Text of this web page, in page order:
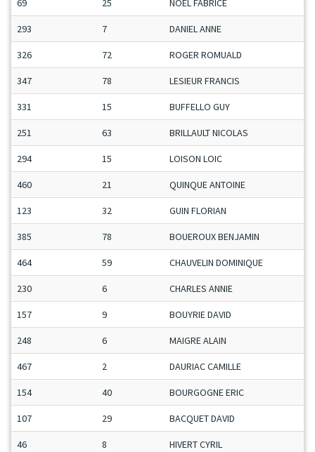
69 25 NOEL FABRICE
293 7 DANIEL ANNE
326 72 ROGER ROMUALD
347 78 LESIEUR FRANCIS
331 15 BUFFELLO GUY
251 63 BRILLAULT NICOLAS
294 15 LOISON LOIC
460 21 QUINQUE ANTOINE
123 32 GUIN FLORIAN
385 78 BOUEROUX BENJAMIN
464 59 CHAUVELIN DOMINIQUE
230 6 CHARLES ANNIE
157 9 BOUYRIE DAVID
248 6 MAIGRE ALAIN
467 2 DAURIAC CAMILLE
154 40 BOURGOGNE ERIC
107 29 BACQUET DAVID
46 8 HIVERT CYRIL